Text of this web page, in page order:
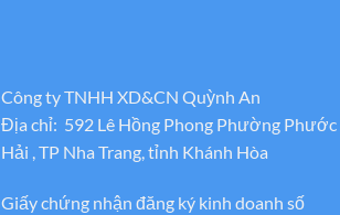
Công ty TNHH XD&CN Quỳnh An
Địa chỉ: 592 Lê Hồng Phong Phường Phước
Hải , TP Nha Trang, tỉnh Khánh Hòa
Giấy chứng nhận đăng ký kinh doanh số